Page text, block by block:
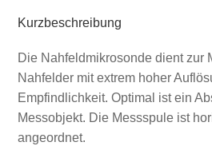
Kurzbeschreibung
Die Nahfeldmikrosonde dient zur
Nahfelder mit extrem hoher
Empfindlichkeit. Optimal ist ein
Messobjekt. Die Messspule ist
angeordnet.